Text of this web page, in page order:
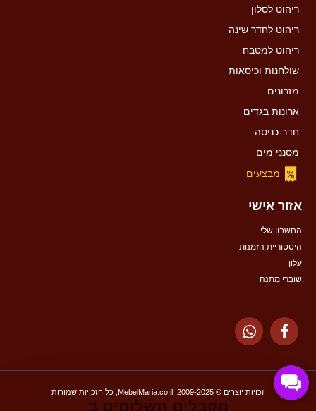
ריהוט לסלון
ריהוט לחדר שינה
ריהוט למטבח
שולחנות וכיסאות
מזרונים
ארונות בגדים
חדר-כניסה
מסנני מים
מבצעים
אזור אישי
החשבון שלי
היסטוריית הזמנות
עלון
שוברי מתנה
זכויות יוצרים © 2009-2025, MebelMaria.co.il, כל הזכויות שמורות
מקבלים תשלומים ב